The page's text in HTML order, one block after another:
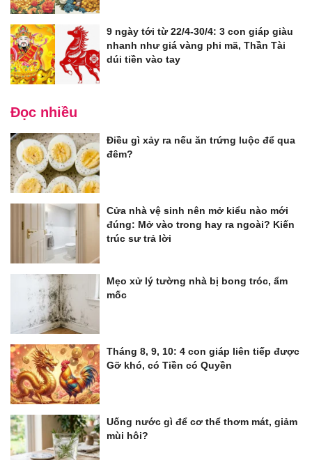
9 ngày tới từ 22/4-30/4: 3 con giáp giàu
nhanh như giá vàng phi mã, Thần Tài
dúi tiền vào tay
Đọc nhiều
Điều gì xảy ra nếu ăn trứng luộc để qua
đêm?
Cửa nhà vệ sinh nên mở kiểu nào mới
đúng: Mở vào trong hay ra ngoài? Kiến
trúc sư trả lời
Mẹo xử lý tường nhà bị bong tróc, ẩm
mốc
Tháng 8, 9, 10: 4 con giáp liên tiếp được
Gỡ khó, có Tiền có Quyền
Uống nước gì để cơ thể thơm mát, giảm
mùi hôi?